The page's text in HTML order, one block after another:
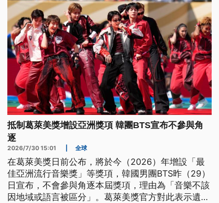
抵制葛萊美獎增設亞洲獎項 韓團BTS宣布不參與角
逐
2026/7/30 15:01 全球
在葛萊美獎日前公布，將於今（2026）年增設「最
佳亞洲流行音樂獎」等獎項，韓國男團BTS昨（29）
日宣布，不會參與角逐本屆獎項，理由為「音樂不該
因地域或語言被區分」。葛萊美獎官方對此表示遺憾